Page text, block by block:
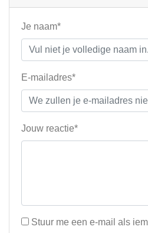
Je naam*
E-mailadres*
Jouw reactie*
Stuur me een e-mail als